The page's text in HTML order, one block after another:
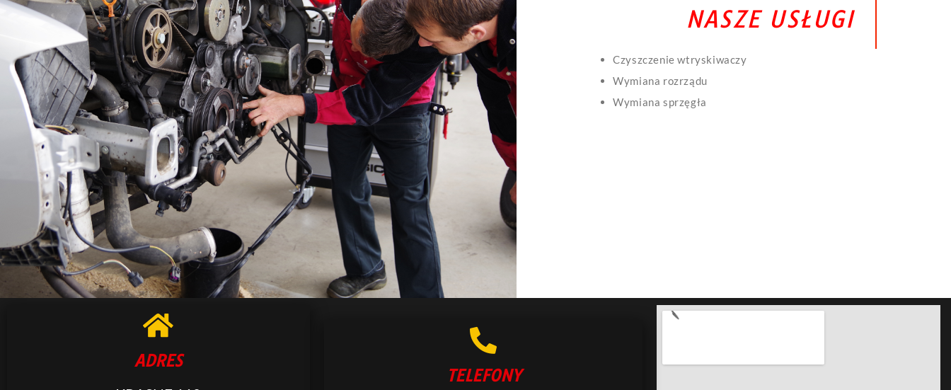
NASZE USŁUGI
Czyszczenie wtryskiwaczy
Wymiana rozrządu
Wymiana sprzęgła
ADRES
TELEFONY